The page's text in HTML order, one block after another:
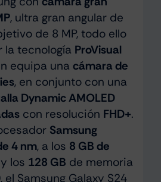
, ultra gran angular de
de 8 MP, todo ello
tecnología ProVisual
equipa una cámara de
, en conjunto con una
Dynamic AMOLED
con resolución FHD+.
Samsung
4 nm, a los 8 GB de
los 128 GB de memoria
el Samsung Galaxy S24